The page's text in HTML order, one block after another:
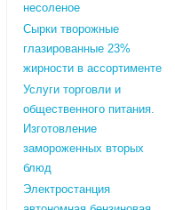
несоленое
Сырки творожные
глазированные 23%
жирности в ассортименте
Услуги торговли и
общественного питания.
Изготовление
замороженных вторых
блюд
Электростанция